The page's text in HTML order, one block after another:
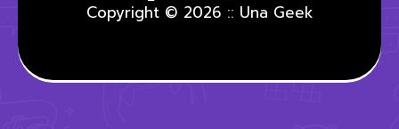
Copyright © 2026 :: Una Geek